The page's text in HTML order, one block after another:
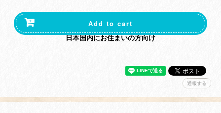
Add to cart
日本国内にお住まいの方向け
通報する